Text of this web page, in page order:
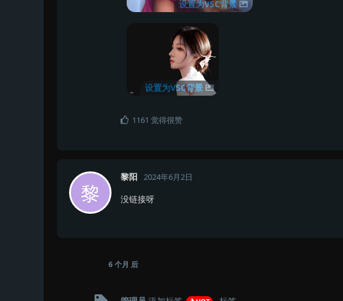
设置为VSC背景
设置为VSC背景
1161 觉得很赞
黎
黎阳 2024年6月2日
没链接呀
6 个月 后